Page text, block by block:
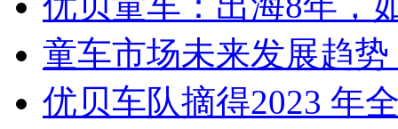
童车市场未来发展趋
优贝车队摘得2023 年